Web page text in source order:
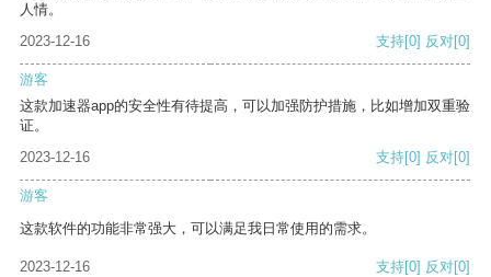
人情。
2023-12-16
支持[0] 反对[0]
游客
这款加速器app的安全性有待提高，可以加强防护措施，比如增加双重验
证。
2023-12-16
支持[0] 反对[0]
游客
这款软件的功能非常强大，可以满足我日常使用的需求。
2023-12-16 支持[0] 反对[0]